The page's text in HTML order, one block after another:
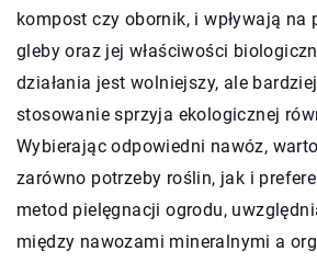
kompost czy obornik, i wpływają na
gleby oraz jej właściwości
działania jest wolniejszy, ale
stosowanie sprzyja ekologicznej
Wybierając odpowiedni nawóz,
zarówno potrzeby roślin, jak i
metod pielęgnacji ogrodu,
między nawozami mineralnymi a